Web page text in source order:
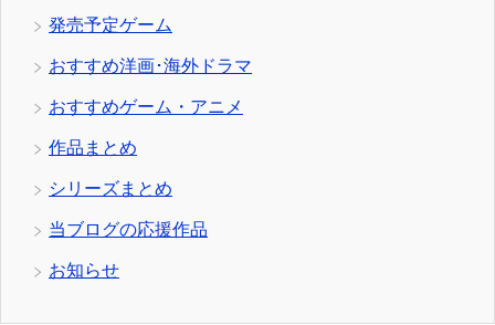
発売予定ゲーム
おすすめ洋画･海外ドラマ
おすすめゲーム・アニメ
作品まとめ
シリーズまとめ
当ブログの応援作品
お知らせ